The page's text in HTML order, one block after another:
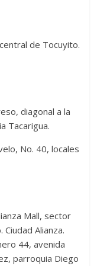
de Tocuyito.
diagonal a la
Tacarigua.
No. 40, locales
Mall, sector
Alianza.
44, avenida
parroquia Diego